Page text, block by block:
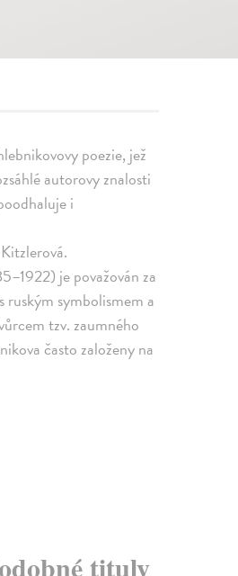
poezie, jež
autorovy znalosti
i
je považován za
ruským symbolismem a
tzv. zaumného
často založeny na
tituly